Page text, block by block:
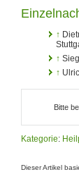
↑
↑
↑
Bitte
Kategorie:
Dieser Artikel